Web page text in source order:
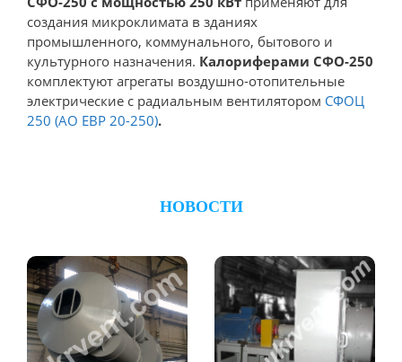
создания микроклимата в зданиях
промышленного, коммунального, бытового и
культурного назначения. Калориферами СФО-250
комплектуют агрегаты воздушно-отопительные
электрические с радиальным вентилятором СФОЦ
250 (АО ЕВР 20-250).
НОВОСТИ